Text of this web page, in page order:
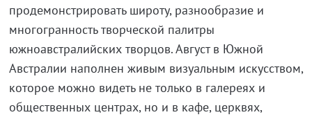
продемонстрировать широту, разнообразие и
многогранность творческой палитры
южноавстралийских творцов. Август в Южной
Австралии наполнен живым визуальным искусством,
которое можно видеть не только в галереях и
общественных центрах, но и в кафе, церквях,